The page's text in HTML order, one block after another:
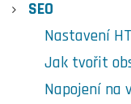
SEO
Nastavení
Jak tvořit
Napojení na